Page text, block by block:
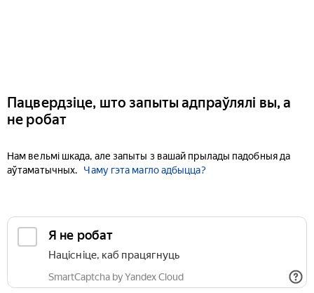
Пацвердзіце, што запыты адпраўлялі вы, а
не робат
Нам вельмі шкада, але запыты з вашай прылады падобныя да
аўтаматычных.
Чаму гэта магло адбыцца?
Я не робат
Націсніце, каб працягнуць
SmartCaptcha by Yandex Cloud